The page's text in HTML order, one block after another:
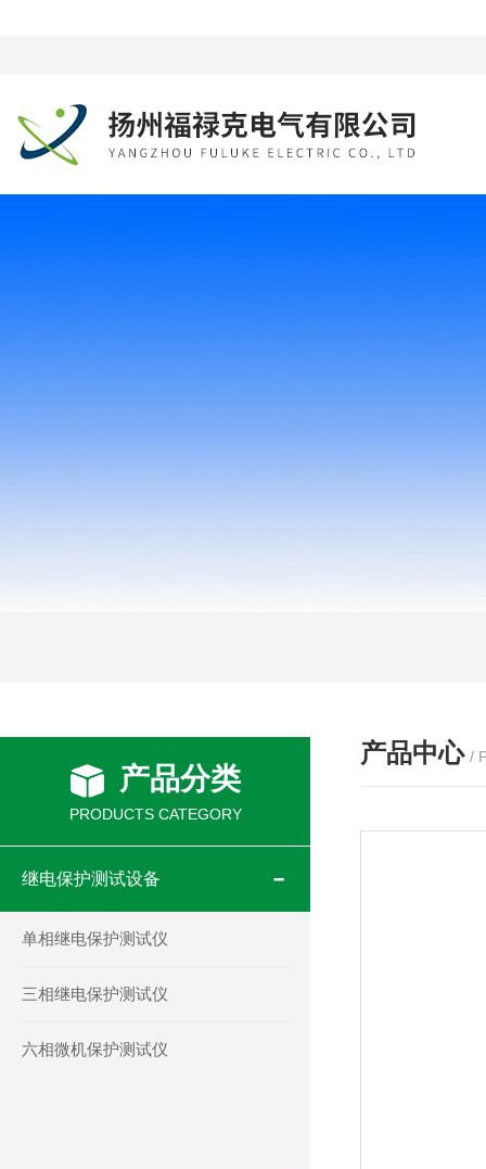
产品分类
PRODUCTS CATEGORY
继电保护测试设备
单相继电保护测试仪
三相继电保护测试仪
六相微机保护测试仪
产品中心 /